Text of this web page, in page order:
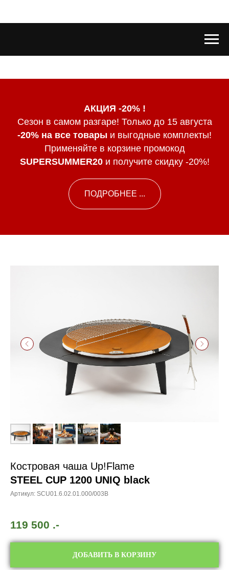
АКЦИЯ -20% !
Сезон в самом разгаре! Только до 15 августа
-20% на все товары и выгодные комплекты!
Применяйте в корзине промокод
SUPERSUMMER20и получите скидку -20%!
ПОДРОБНЕЕ ...
Костровая чаша Up!Flame
STEEL CUP 1200 UNIQ black
Артикул: SCU01.6.02.01.000/003B
119 500 .-
ДОБАВИТЬ В КОРЗИНУ